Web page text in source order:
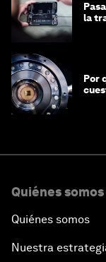
la
Por
Quiénes somos
Quiénes somos
Nuestra